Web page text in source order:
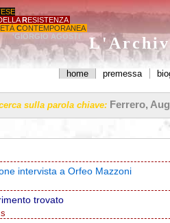
RESISTENZA
CONTEMPORANEA
'GIORGIO AGOSTI'
home premessa
sulla parola chiave: Ferrero,
intervista a Orfeo Mazzoni
trovato